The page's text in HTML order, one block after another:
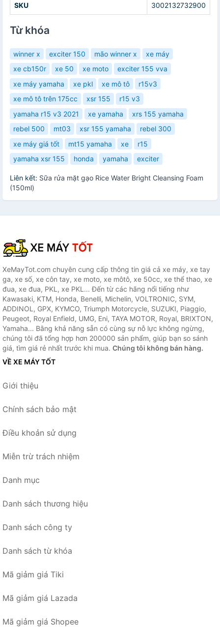
SKU 3002132732900
Từ khóa
winner x exciter 150 mão winner x
xe máy
xe cb150r
xe 50 xe moto
exciter 155 vva
xe máy yamaha
xe pkl xe mô tô
r15v3
xe mô tô trên 175cc
xsr 155
r15 v3
yamaha r15 v3 2021
xe yamaha
xrs 155 yamaha
rebel 500
mt03 xsr 155 yamaha
rebel 300
xe máy giá tốt
mt15 yamaha xe
r15
yamaha xsr 155
honda yamaha exciter
Liên kết: Sữa rửa mặt gạo Rice Water Bright Cleansing Foam
(150ml)
XeMayTot.com chuyên cung cấp thông tin giá cả xe máy, xe tay
ga, xe số, xe côn tay, xe moto, xe môtô, xe 50cc, xe thể thao, xe
đua, xe đua, PKL, xe PKL... Đến từ các hãng nổi tiếng như
Kawasaki, KTM, Honda, Benelli, Michelin, VOLTRONIC, SYM,
ADDINOL, GPX, KYMCO, Triumph Motorcycle, SUZUKI, Piaggio,
Peugeot, Royal Enfield, UMG, Eni, TAYA MOTOR, Royal, BRIXTON,
Yamaha... Bằng khả năng sẵn có cùng sự nỗ lực không ngừng,
chúng tôi đã tổng hợp hơn 200000 sản phẩm, giúp bạn so sánh
giá, tìm giá rẻ nhất trước khi mua. Chúng tôi không bán hàng.
VỀ XE MÁY TỐT
Giới thiệu
Chính sách bảo mật
Điều khoản sử dụng
Miễn trừ trách nhiệm
Danh mục
Danh sách thương hiệu
Danh sách công ty
Danh sách từ khóa
Mã giảm giá Tiki
Mã giảm giá Lazada
Mã giảm giá Shopee